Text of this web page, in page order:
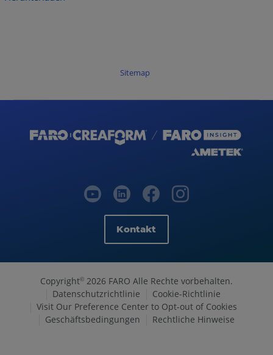
Sitemap
Kontakt
Copyright© 2026 FARO Alle Rechte vorbehalten.
Datenschutzrichtlinie
Cookie-Richtlinie
Visit Our Preference Center to Opt-out of Cookies
Geschäftsbedingungen
Rechtliche Hinweise